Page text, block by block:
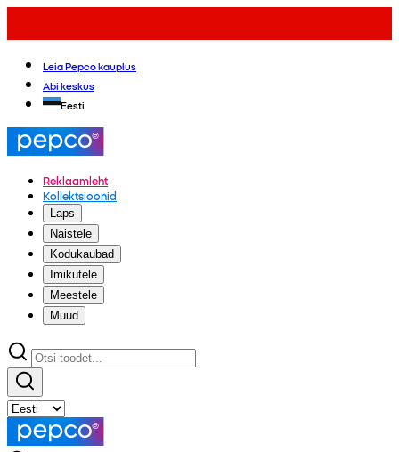
Leia Pepco kauplus
Abi keskus
Eesti
Reklaamleht
Kollektsioonid
Laps
Naistele
Kodukaubad
Imikutele
Meestele
Muud